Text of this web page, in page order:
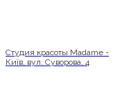
Студия красоты Madame -
Київ, вул. Суворова, 4